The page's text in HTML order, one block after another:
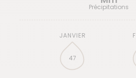
Précipitations
47